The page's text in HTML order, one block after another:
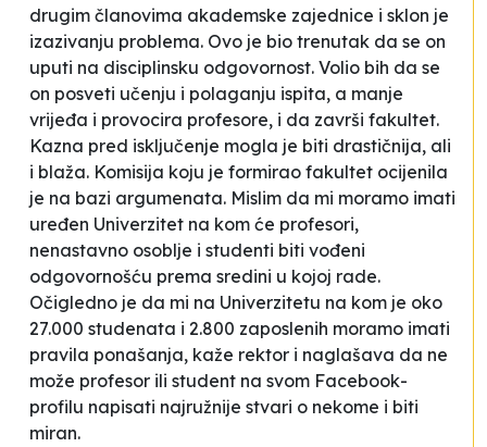
drugim članovima akademske zajednice i sklon je
izazivanju problema. Ovo je bio trenutak da se on
uputi na disciplinsku odgovornost. Volio bih da se
on posveti učenju i polaganju ispita, a manje
vrijeđa i provocira profesore, i da završi fakultet.
Kazna pred isključenje mogla je biti drastičnija, ali
i blaža. Komisija koju je formirao fakultet ocijenila
je na bazi argumenata. Mislim da mi moramo imati
uređen Univerzitet na kom će profesori,
nenastavno osoblje i studenti biti vođeni
odgovornošću prema sredini u kojoj rade.
Očigledno je da mi na Univerzitetu na kom je oko
27.000 studenata i 2.800 zaposlenih moramo imati
pravila ponašanja, kaže rektor i naglašava da ne
može profesor ili student na svom Facebook-
profilu napisati najružnije stvari o nekome i biti
miran.